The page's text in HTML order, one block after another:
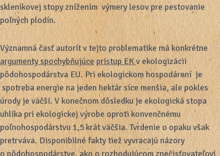
skleníkovej stopy znížením výmery lesov pre pestovanie
poľných plodín.
Významná časť autorít v tejto problematike má konkrétne
argumenty spochybňujúceprístup EKv ekologizácii
pôdohospodárstva EU. Pri ekologickom hospodárení je
spotreba energie na jeden hektár síce menšia, ale pokles
úrody je väčší. V konečnom dôsledku je ekologická stopa
uhlíka pri ekologickej výrobe oproti konvenčnému
poľnohospodárstvu 1,5 krát väčšia. Tvrdenie o opaku však
pretrváva. Disponibilné fakty tiež vyvracajú názory
o pôdohospodárstve, ako o rozhodujúcom znečisťovateľovi